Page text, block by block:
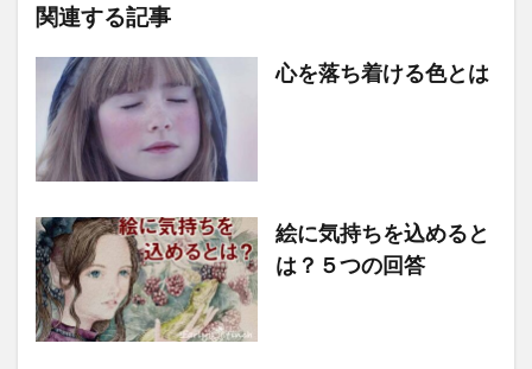
関連する記事
心を落ち着ける色とは
絵に気持ちを込めると
は？５つの回答